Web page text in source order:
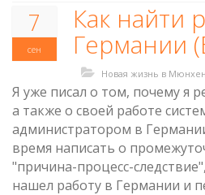
7
сен
Как найти
Германии
Новая жизнь в
Я уже писал о том, почему я
а также о своей работе
администратором в
время написать о
"причина-процесс-
нашел работу в Германии и